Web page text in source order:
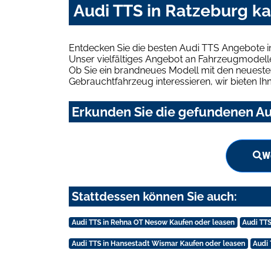
Audi TTS in Ratzeburg
Entdecken Sie die besten Audi TTS Angebote
Unser vielfältiges Angebot an
Ob Sie ein brandneues Modell mit den
Gebrauchtfahrzeug interessieren, wir bieten
Erkunden Sie die gefundenen
Stattdessen können Sie auch:
Audi TTS in Rehna OT Nesow Kaufen oder leasen Audi
Audi TTS in Hansestadt Wismar Kaufen oder leasen Audi